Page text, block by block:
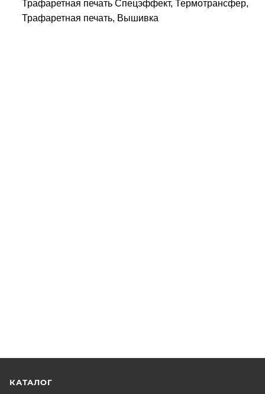
Трафаретная печать Спецэффект, Термотрансфер,
Трафаретная печать, Вышивка
КАТАЛОГ